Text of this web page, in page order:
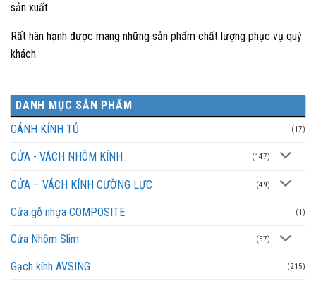
sản xuất
Rất hân hạnh được mang những sản phẩm chất lượng phục vụ quý
khách.
DANH MỤC SẢN PHẨM
CÁNH KÍNH TỦ
(17)
CỬA - VÁCH NHÔM KÍNH (147)
CỬA – VÁCH KÍNH CƯỜNG LỰC (49)
Cửa gỗ nhựa COMPOSITE (1)
Cửa Nhôm Slim (57)
Gạch kính AVSING (215)